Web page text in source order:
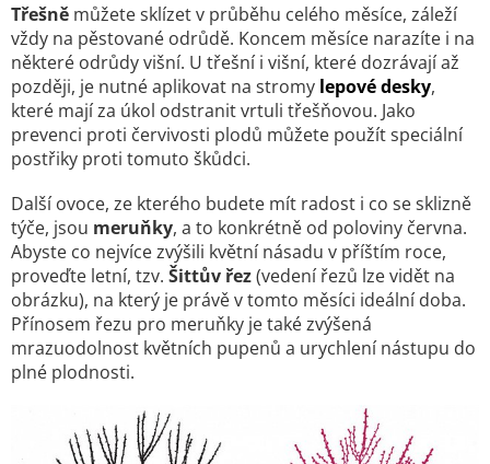
Třešně můžete sklízet v průběhu celého měsíce, záleží
vždy na pěstované odrůdě. Koncem měsíce narazíte i na
některé odrůdy višní. U třešní i višní, které dozrávají až
později, je nutné aplikovat na stromy lepové desky,
které mají za úkol odstranit vrtuli třešňovou. Jako
prevenci proti červivosti plodů můžete použít speciální
postřiky proti tomuto škůdci.
Další ovoce, ze kterého budete mít radost i co se sklizně
týče, jsou meruňky, a to konkrétně od poloviny června.
Abyste co nejvíce zvýšili květní násadu v příštím roce,
proveďte letní, tzv. Šittův řez(vedení řezů lze vidět na
obrázku), na který je právě v tomto měsíci ideální doba.
Přínosem řezu pro meruňky je také zvýšená
mrazuodolnost květních pupenů a urychlení nástupu do
plné plodnosti.